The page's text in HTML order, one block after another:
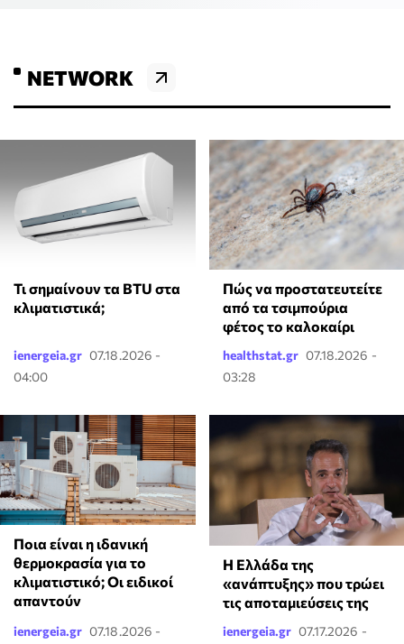
NETWORK
Τι σημαίνουν τα BTU στα
κλιματιστικά;
ienergeia.gr 07.18.2026 -
04:00
Πώς να προστατευτείτε
από τα τσιμπούρια
φέτος το καλοκαίρι
healthstat.gr 07.18.2026 -
03:28
Ποια είναι η ιδανική
θερμοκρασία για το
κλιματιστικό; Οι ειδικοί
απαντούν
ienergeia.gr 07.18.2026 -
Η Ελλάδα της
«ανάπτυξης» που τρώει
τις αποταμιεύσεις της
ienergeia.gr 07.17.2026 -